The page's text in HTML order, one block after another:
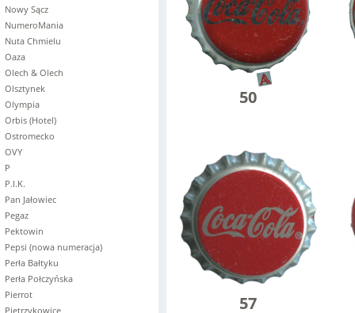
Nowy Sącz
NumeroMania
Nuta Chmielu
Oaza
Olech & Olech
Olsztynek
Olympia
Orbis (Hotel)
Ostromecko
OVY
P
P.I.K.
Pan Jałowiec
Pegaz
Pektowin
Pepsi (nowa numeracja)
Perła Bałtyku
Perła Połczyńska
Pierrot
Pietrzykowice
50
57